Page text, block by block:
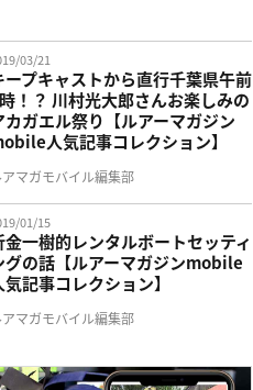
03/21
ープキャストから直行千葉県午前
！？ 川村光大郎さんお楽しみの
カガエル祭り【ルアーマガジン
人気記事コレクション】
アマガモバイル編集部
01/15
金一樹的レンタルボートセッティ
グの話【ルアーマガジンmobile
気記事コレクション】
アマガモバイル編集部